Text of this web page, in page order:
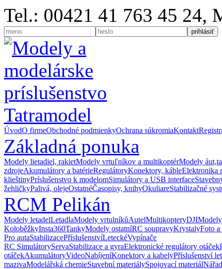
Tel.: 00421 41 763 45 24,
ÚvodO firmeObchodné podmienkyOchrana súkromiaKontakt
Základná ponuka
Modely lietadiel, rakietModely vrtuľníkov a multikoptérModely
zdrojeAkumulátory a batérieRegulátoryKonektory, kábleElektronika
klieštinyPríslušenstvo k modelomSimulátory a USB interface
žehličkyPalivá, olejeOstatnéČasopisy, knihyOkuliareStabilizačné
RCM Pelikán
Modely letadelLetadlaModely vrtulníkůAutelMultikopteryDJI
KoloběžkyInsta360TankyModely ostatníRC soupravyKrystalyFoto
Pro autaStabilizacePříslušenstvíLeteckéVypínače
RC SimulátoryServaStabilizace a gyraElektronické regulátory otáček
otáčekAkumulátoryVideoNabíjeníKonektory a kabelyPříslušenství
mazivaModelářská chemieStavební materiálySpojovací materiál